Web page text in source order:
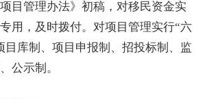
目管理办法》初稿，对移民资金实
用，及时拨付。对项目管理实行“六
目库制、项目申报制、招投标制、监
公示制。